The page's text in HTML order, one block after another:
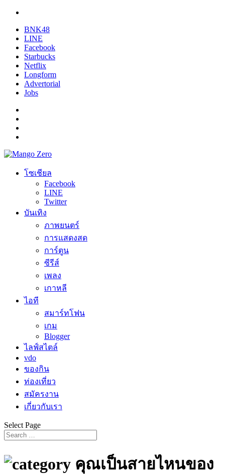
BNK48
LINE
Facebook
Starbucks
Netflix
Longform
Advertorial
Jobs
โซเชียล
Facebook
LINE
Twitter
บันเทิง
ภาพยนตร์
การแสดงสด
การ์ตูน
ซีรีส์
เพลง
เกาหลี
ไอที
สมาร์ทโฟน
เกม
Blogger
ไลฟ์สไตล์
vdo
ของกิน
ท่องเที่ยว
สมัครงาน
เกี่ยวกับเรา
Select Page
คุณเป็นสายไหนของ